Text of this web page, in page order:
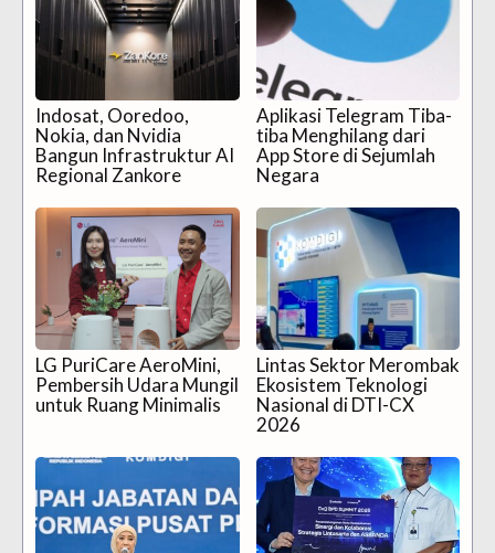
Indosat, Ooredoo,
Nokia, dan Nvidia
Bangun Infrastruktur AI
Regional Zankore
Aplikasi Telegram Tiba-
tiba Menghilang dari
App Store di Sejumlah
Negara
LG PuriCare AeroMini,
Pembersih Udara Mungil
untuk Ruang Minimalis
Lintas Sektor Merombak
Ekosistem Teknologi
Nasional di DTI-CX
2026